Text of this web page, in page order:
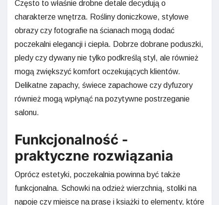
Często to właśnie drobne detale decydują o
charakterze wnętrza. Rośliny doniczkowe, stylowe
obrazy czy fotografie na ścianach mogą dodać
poczekalni elegancji i ciepła. Dobrze dobrane poduszki,
pledy czy dywany nie tylko podkreślą styl, ale również
mogą zwiększyć komfort oczekujących klientów.
Delikatne zapachy, świece zapachowe czy dyfuzory
również mogą wpłynąć na pozytywne postrzeganie
salonu.
Funkcjonalność -
praktyczne rozwiązania
Oprócz estetyki, poczekalnia powinna być także
funkcjonalna. Schowki na odzież wierzchnią, stoliki na
napoje czy miejsce na prasę i książki to elementy, które